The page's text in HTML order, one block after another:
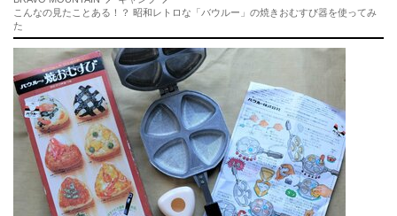
こんなの見たことある！？ 昭和レトロな「バウルー」の焼きおむすび器を使ってみ
た